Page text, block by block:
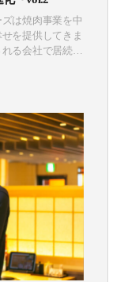
は焼肉事業を中
を提供してきま
る会社で居続け
想いを胸にこれ
ャー陣5名にイ